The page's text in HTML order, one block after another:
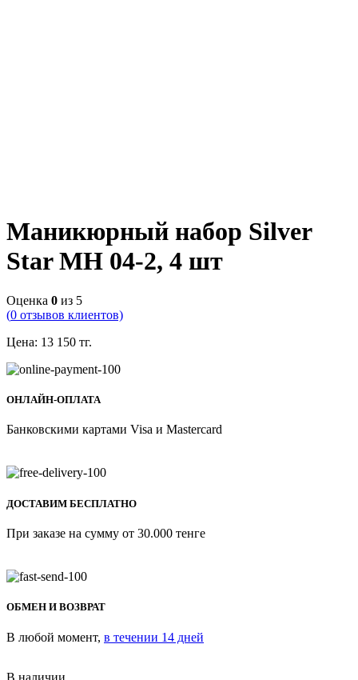
Маникюрный набор Silver
Star МН 04-2, 4 шт
Оценка 0 из 5
(0 отзывов клиентов)
Цена: 13 150 тг.
ОНЛАЙН-ОПЛАТА
Банковскими картами Visa и Mastercard
ДОСТАВИМ БЕСПЛАТНО
При заказе на сумму от 30.000 тенге
ОБМЕН И ВОЗВРАТ
В любой момент, в течении 14 дней
В наличии